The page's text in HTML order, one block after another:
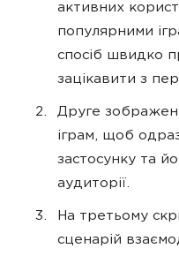
активних
популярними
спосіб швидко
зацікавити з
Друге
іграм, щоб
застосунку та
аудиторії.
На третьому
сценарій